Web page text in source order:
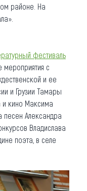
районе. На
фестиваль
с
и ее
и Грузии Тамары
и кино Максима
песен Александра
Владислава
поэта, в селе